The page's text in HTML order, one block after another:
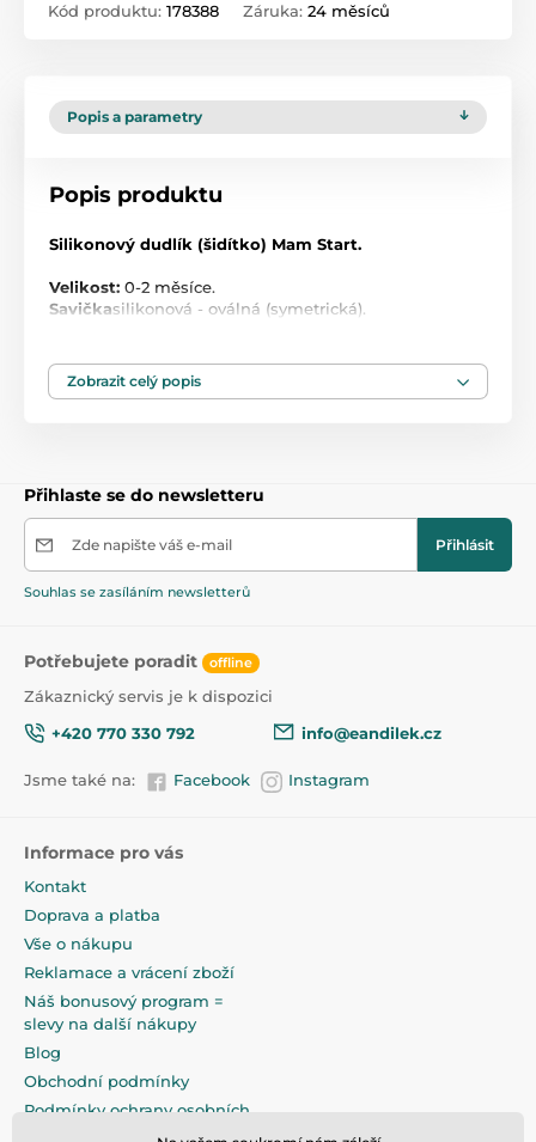
Kód produktu: 178388 Záruka: 24 měsíců
Popis a parametry
Popis produktu
Silikonový dudlík (šidítko) Mam Start.
Velikost: 0-2 měsíce.
Savičkasilikonová - oválná (symetrická).
novorozence.
Unikátní konstrukce zabraňuje reflexu kousání do
Vyrobeno z jemného silikonu, nedráždí dětskou
pokožku.
1. Jakost.
Zobrazit celý popis
Přihlaste se do newsletteru
Zde napište váš e-mail Přihlásit
Souhlas se zasíláním newsletterů
Potřebujete poradit offline
Zákaznický servis je k dispozici
+420 770 330 792
info@eandilek.cz
Jsme také na: Facebook Instagram
Informace pro vás
Kontakt
Doprava a platba
Vše o nákupu
Reklamace a vrácení zboží
Náš bonusový program =
slevy na další nákupy
Blog
Obchodní podmínky
Podmínky ochrany osobních